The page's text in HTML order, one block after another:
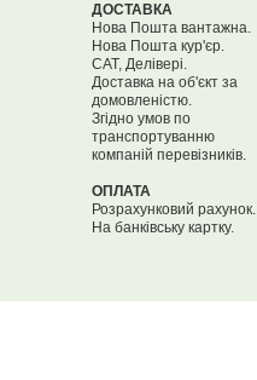
ДОСТАВКА
Нова Пошта вантажна.
Нова Пошта кур'єр.
САТ, Делівері.
Доставка на об'єкт за
домовленістю.
Згідно умов по
транспортуванню
компаній перевізників.
ОПЛАТА
Розрахунковий рахунок.
На банківську картку.